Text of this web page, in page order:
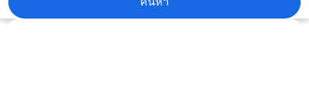
สำรวจแผนที่